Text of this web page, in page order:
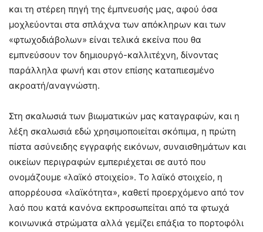
και τη στέρεη πηγή της έμπνευσής μας, αφού όσα
μοχλεύονται στα σπλάχνα των απόκληρων και των
«φτωχοδιάβολων» είναι τελικά εκείνα που θα
εμπνεύσουν τον δημιουργό-καλλιτέχνη, δίνοντας
παράλληλα φωνή και στον επίσης καταπιεσμένο
ακροατή/αναγνώστη.
Στη σκαλωσιά των βιωματικών μας καταγραφών, και η
λέξη σκαλωσιά εδώ χρησιμοποιείται σκόπιμα, η πρώτη
πίστα ασύνειδης εγγραφής εικόνων, συναισθημάτων και
οικείων περιγραφών εμπεριέχεται σε αυτό που
ονομάζουμε «λαϊκό στοιχείο». Το λαϊκό στοιχείο, η
απορρέουσα «λαϊκότητα», καθετί προερχόμενο από τον
λαό που κατά κανόνα εκπροσωπείται από τα φτωχά
κοινωνικά στρώματα αλλά γεμίζει επάξια το πορτοφόλι